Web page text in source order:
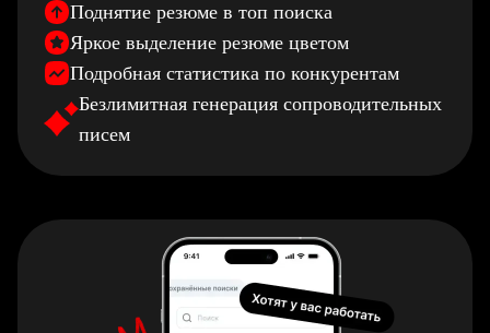
Поднятие резюме в топ поиска
Яркое выделение резюме цветом
Подробная статистика по конкурентам
Безлимитная генерация сопроводительных
писем